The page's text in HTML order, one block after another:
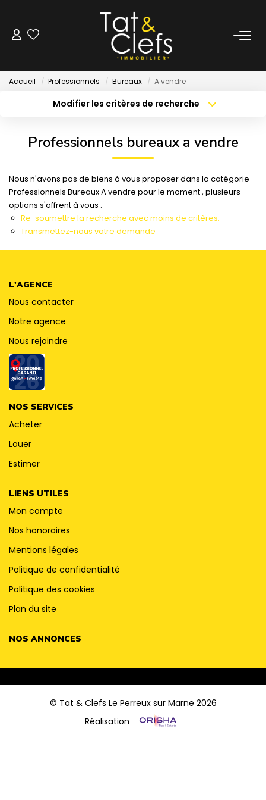
LOCATION
Nos Biens Loués
LOCAUX & BUREAUX
PARTENAIRE TRANSACTION
Accueil Professionnels Bureaux A vendre
Modifier les critères de recherche
Plus de critères Créer une alerte
Professionnels bureaux a vendre
Nous n'avons pas de biens à vous proposer dans la catégorie
Professionnels Bureaux A vendre pour le moment , plusieurs
options s'offrent à vous :
Re-soumettre la recherche avec moins de critères.
Transmettez-nous votre demande
L'AGENCE
Nous contacter
Notre agence
Nous rejoindre
NOS SERVICES
Acheter
Louer
Estimer
LIENS UTILES
Mon compte
Nos honoraires
Mentions légales
Politique de confidentialité
Politique des cookies
Plan du site
NOS ANNONCES
© Tat & Clefs Le Perreux sur Marne 2026
Réalisation